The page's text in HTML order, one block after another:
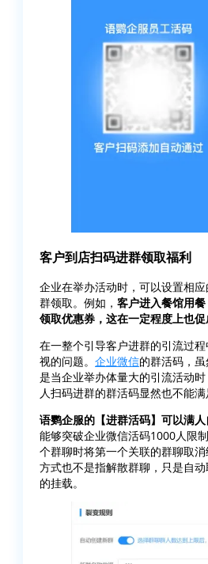
客户到店扫码进群领取福利
企业在举办活动时，可以设置相
群领取。例如， 客户进入餐馆用
领取优惠券，这在一定程度上也促
在一整个引导客户进群的引流过
视的问题。 企业微信的群活码，
是当企业举办体量大的引流活动时
人扫码进群的群活码显然也不能满
语鹦企服的【进群活码】可以满
能够突破企业微信活码1000人限
个群聊时将第一个关联的群聊取
方式也不是指解散群聊，只是自
的挂载。